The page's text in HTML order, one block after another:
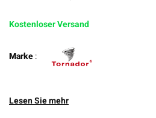
Kostenloser Versand
Marke:
Lesen Sie mehr